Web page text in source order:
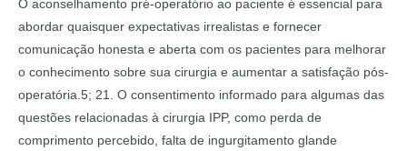
O aconselhamento pré-operatório ao paciente é essencial para
abordar quaisquer expectativas irrealistas e fornecer
comunicação honesta e aberta com os pacientes para melhorar
o conhecimento sobre sua cirurgia e aumentar a satisfação pós-
operatória.5; 21. O consentimento informado para algumas das
questões relacionadas à cirurgia IPP, como perda de
comprimento percebido, falta de ingurgitamento glande